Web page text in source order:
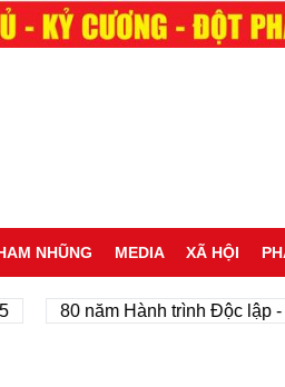
NHŨNG MEDIA XÃ HỘI
80 năm Hành trình Độc lập - Tự